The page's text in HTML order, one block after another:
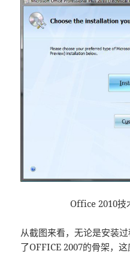
Office 2010技
从截图来看，无论是安装
了OFFICE 2007的骨架，